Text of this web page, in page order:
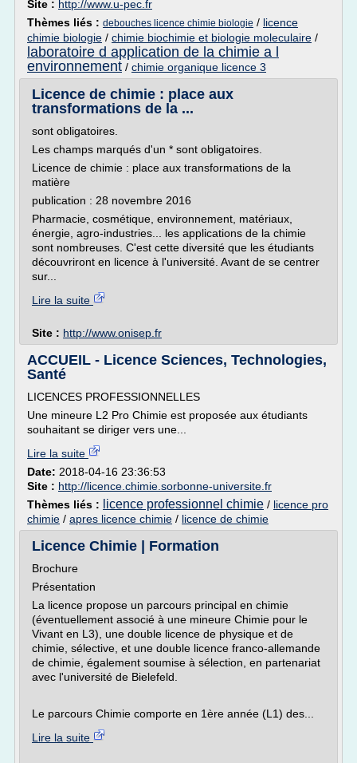
Site : http://www.u-pec.fr
Thèmes liés : debouches licence chimie biologie / licence
chimie biologie / chimie biochimie et biologie moleculaire /
laboratoire d application de la chimie a l
environnement / chimie organique licence 3
Licence de chimie : place aux
transformations de la ...
sont obligatoires.
Les champs marqués d'un * sont obligatoires.
Licence de chimie : place aux transformations de la
matière
publication : 28 novembre 2016
Pharmacie, cosmétique, environnement, matériaux,
énergie, agro-industries... les applications de la chimie
sont nombreuses. C'est cette diversité que les étudiants
découvriront en licence à l'université. Avant de se centrer
sur...
Lire la suite
Site : http://www.onisep.fr
ACCUEIL - Licence Sciences, Technologies,
Santé
LICENCES PROFESSIONNELLES
Une mineure L2 Pro Chimie est proposée aux étudiants
souhaitant se diriger vers une...
Lire la suite
Date: 2018-04-16 23:36:53
Site : http://licence.chimie.sorbonne-universite.fr
Thèmes liés :
licence professionnel chimie / licence pro
chimie / apres licence chimie / licence de chimie
Licence Chimie | Formation
Brochure
Présentation
La licence propose un parcours principal en chimie
(éventuellement associé à une mineure Chimie pour le
Vivant en L3), une double licence de physique et de
chimie, sélective, et une double licence franco-allemande
de chimie, également soumise à sélection, en partenariat
avec l'université de Bielefeld.
Le parcours Chimie comporte en 1ère année (L1) des...
Lire la suite